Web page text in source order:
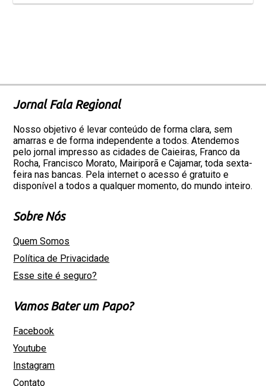
Jornal Fala Regional
Nosso objetivo é levar conteúdo de forma clara, sem
amarras e de forma independente a todos. Atendemos
pelo jornal impresso as cidades de Caieiras, Franco da
Rocha, Francisco Morato, Mairiporã e Cajamar, toda sexta-
feira nas bancas. Pela internet o acesso é gratuito e
disponível a todos a qualquer momento, do mundo inteiro.
Sobre Nós
Quem Somos
Política de Privacidade
Esse site é seguro?
Vamos Bater um Papo?
Facebook
Youtube
Instagram
Contato